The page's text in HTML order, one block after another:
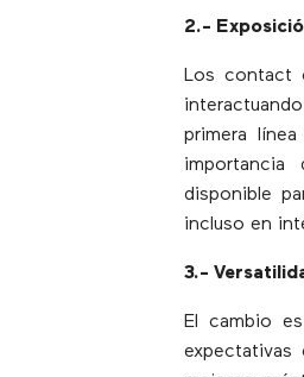
2.-
Los contact
primera
importancia
disponible
incluso en
3.-
El cambio
expectativas